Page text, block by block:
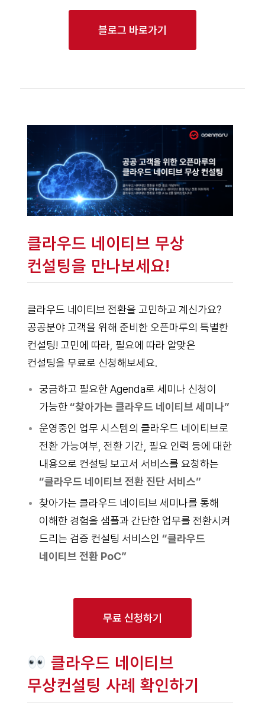
블로그 바로가기
클라우드 네이티브 무상
컨설팅을 만나보세요!
클라우드 네이티브 전환을 고민하고 계신가요?
공공분야 고객을 위해 준비한 오픈마루의 특별한
컨설팅! 고민에 따라, 필요에 따라 알맞은
컨설팅을 무료로 신청해보세요.
궁금하고 필요한 Agenda로 세미나 신청이
가능한“찾아가는 클라우드 네이티브 세미나”
운영중인 업무 시스템의 클라우드 네이티브로
전환 가능여부, 전환 기간, 필요 인력 등에 대한
내용으로 컨설팅 보고서 서비스를 요청하는
“클라우드 네이티브 전환 진단 서비스”
찾아가는 클라우드 네이티브 세미나를 통해
이해한 경험을 샘플과 간단한 업무를 전환시켜
드리는 검증 컨설팅 서비스인 “클라우드
네이티브 전환 PoC”
무료 신청하기
클라우드 네이티브
무상컨설팅 사례 확인하기